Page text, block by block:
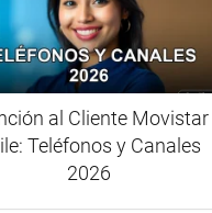
al Cliente Movistar
Teléfonos y Canales
2026